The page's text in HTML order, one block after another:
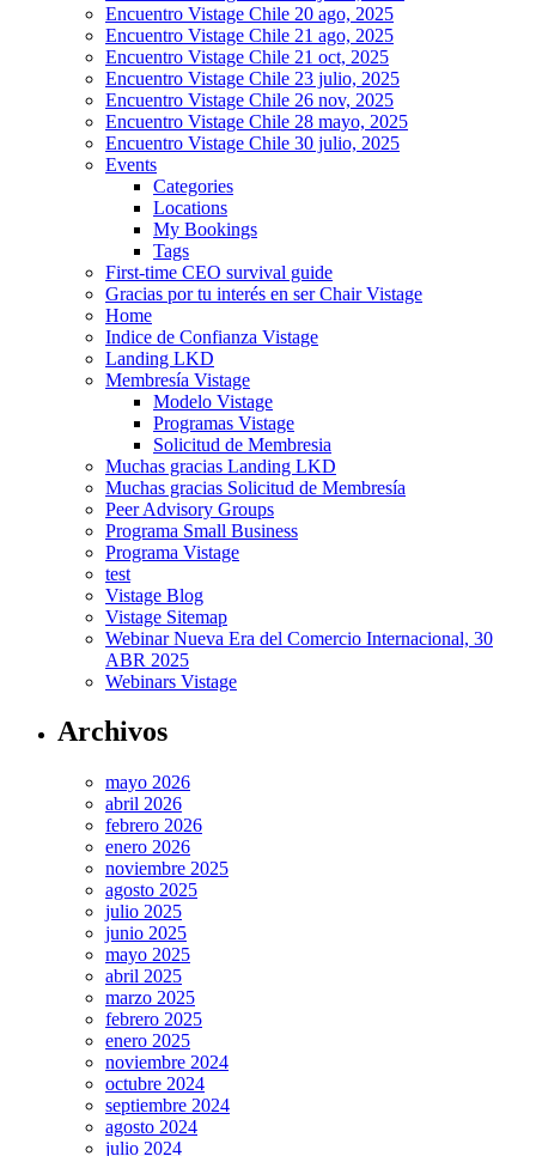
Encuentro Vistage Chile 20 ago, 2025
Encuentro Vistage Chile 21 ago, 2025
Encuentro Vistage Chile 21 oct, 2025
Encuentro Vistage Chile 23 julio, 2025
Encuentro Vistage Chile 26 nov, 2025
Encuentro Vistage Chile 28 mayo, 2025
Encuentro Vistage Chile 30 julio, 2025
Events
Categories
Locations
My Bookings
Tags
First-time CEO survival guide
Gracias por tu interés en ser Chair Vistage
Home
Indice de Confianza Vistage
Landing LKD
Membresía Vistage
Modelo Vistage
Programas Vistage
Solicitud de Membresia
Muchas gracias Landing LKD
Muchas gracias Solicitud de Membresía
Peer Advisory Groups
Programa Small Business
Programa Vistage
test
Vistage Blog
Vistage Sitemap
Webinar Nueva Era del Comercio Internacional, 30
ABR 2025
Webinars Vistage
Archivos
mayo 2026
abril 2026
febrero 2026
enero 2026
noviembre 2025
agosto 2025
julio 2025
junio 2025
mayo 2025
abril 2025
marzo 2025
febrero 2025
enero 2025
noviembre 2024
octubre 2024
septiembre 2024
agosto 2024
julio 2024